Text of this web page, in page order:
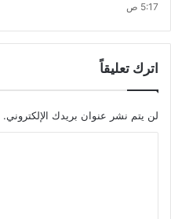
5:17 ص
اترك تعليقاً
لن يتم نشر عنوان بريدك الإلكتروني.